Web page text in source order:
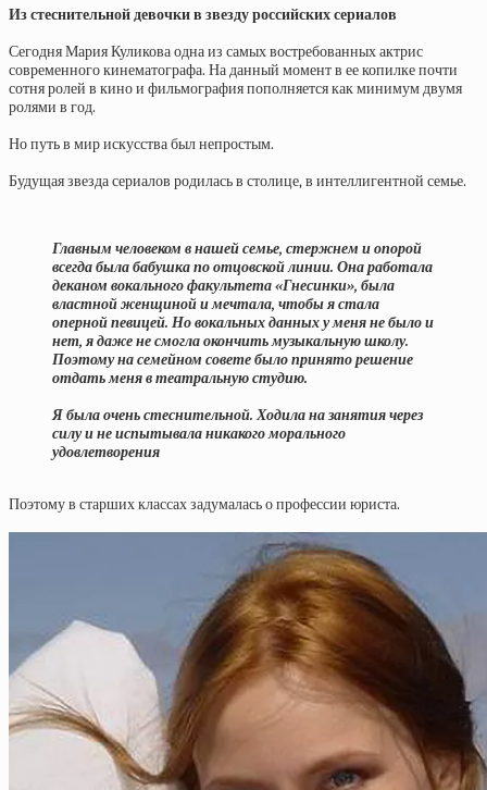
Из стеснительной девочки в звезду российских сериалов
Сегодня Мария Куликова одна из самых востребованных актрис
современного кинематографа. На данный момент в ее копилке почти
сотня ролей в кино и фильмография пополняется как минимум двумя
ролями в год.
Но путь в мир искусства был непростым.
Будущая звезда сериалов родилась в столице, в интеллигентной семье.
Главным человеком в нашей семье, стержнем и опорой
всегда была бабушка по отцовской линии. Она работала
деканом вокального факультета «Гнесинки», была
властной женщиной и мечтала, чтобы я стала
оперной певицей. Но вокальных данных у меня не было и
нет, я даже не смогла окончить музыкальную школу.
Поэтому на семейном совете было принято решение
отдать меня в театральную студию.
Я была очень стеснительной. Ходила на занятия через
силу и не испытывала никакого морального
удовлетворения
Поэтому в старших классах задумалась о профессии юриста.